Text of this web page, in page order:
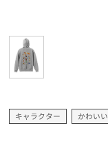
キャラクター かわいい